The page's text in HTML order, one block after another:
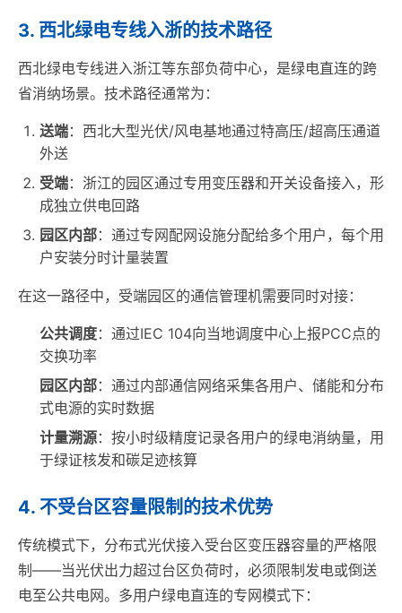
3. 西北绿电专线入浙的技术路径
西北绿电专线进入浙江等东部负荷中心，是绿电直连的跨
省消纳场景。技术路径通常为：
送端：西北大型光伏/风电基地通过特高压/超高压通道
外送
受端：浙江的园区通过专用变压器和开关设备接入，形
成独立供电回路
园区内部：通过专网配网设施分配给多个用户，每个用
户安装分时计量装置
在这一路径中，受端园区的通信管理机需要同时对接：
公共调度：通过IEC 104向当地调度中心上报PCC点的
交换功率
园区内部：通过内部通信网络采集各用户、储能和分布
式电源的实时数据
计量溯源：按小时级精度记录各用户的绿电消纳量，用
于绿证核发和碳足迹核算
4. 不受台区容量限制的技术优势
传统模式下，分布式光伏接入受台区变压器容量的严格限
制——当光伏出力超过台区负荷时，必须限制发电或倒送
电至公共电网。多用户绿电直连的专网模式下：